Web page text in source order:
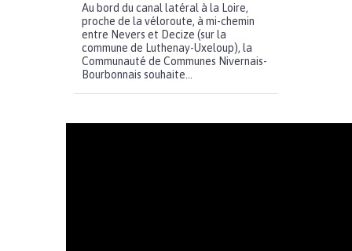
Au bord du canal latéral à la Loire,
proche de la véloroute, à mi-chemin
entre Nevers et Decize (sur la
commune de Luthenay-Uxeloup), la
Communauté de Communes Nivernais-
Bourbonnais souhaite...